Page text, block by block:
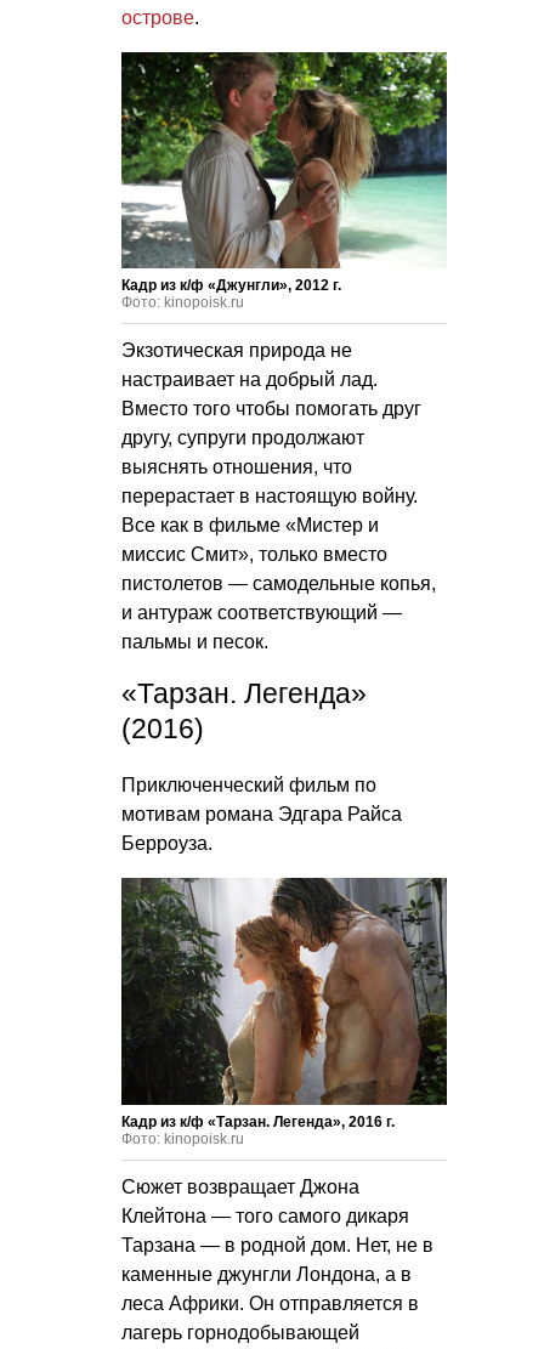
острове.
Кадр из к/ф «Джунгли», 2012 г.
Фото: kinopoisk.ru
Экзотическая природа не
настраивает на добрый лад.
Вместо того чтобы помогать друг
другу, супруги продолжают
выяснять отношения, что
перерастает в настоящую войну.
Все как в фильме «Мистер и
миссис Смит», только вместо
пистолетов — самодельные копья,
и антураж соответствующий —
пальмы и песок.
«Тарзан. Легенда»
(2016)
Приключенческий фильм по
мотивам романа Эдгара Райса
Берроуза.
Кадр из к/ф «Тарзан. Легенда», 2016 г.
Фото: kinopoisk.ru
Сюжет возвращает Джона
Клейтона — того самого дикаря
Тарзана — в родной дом. Нет, не в
каменные джунгли Лондона, а в
леса Африки. Он отправляется в
лагерь горнодобывающей